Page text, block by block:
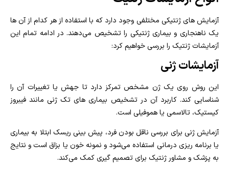
آزمایش های ژنتیکی مختلفی وجود دارد که با استفاده از هر کدام از آن ها
یک ناهنجاری و بیماری ژنتیکی را تشخیص می‌دهند. در ادامه تمام این
آزمایشات ژنتیک را بررسی خواهیم کرد:
آزمایشات ژنی
این روش روی یک ژن مشخص تمرکز دارد تا جهش یا تغییرات آن را
شناسایی کند. کاربرد آن در تشخیص بیماری‌ های تک ژنی مانند فیبروز
کیستیک، تالاسمی یا هموفیلی است.
آزمایش ژنی برای بررسی ناقل بودن فرد، پیش‌ بینی ریسک ابتلا به بیماری
یا برنامه‌ ریزی درمانی استفاده می‌شود و نمونه خون یا بزاق است و نتایج
به پزشک و مشاور ژنتیک برای تصمیم‌ گیری کمک می‌کند.